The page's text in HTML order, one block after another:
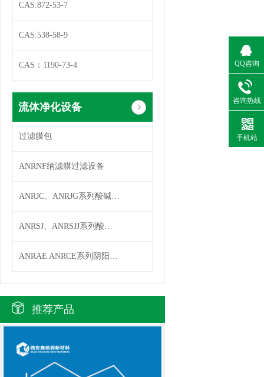
CAS:872-53-7
CAS:538-58-9
CAS：1190-73-4
流体净化设备
过滤膜包
ANRNF纳滤膜过滤设备
ANRJC、ANRJG系列酸碱贮罐
ANRSJ、ANRSJJ系列酸碱计量箱
ANRAE ANRCE系列阴阳离子交换器
推荐产品
QQ咨询
咨询热线
手机站